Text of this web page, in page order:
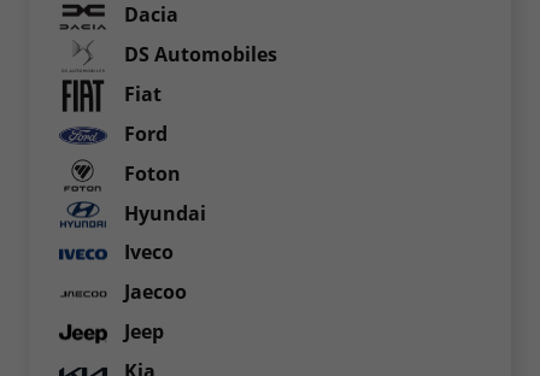
Dacia
DS Automobiles
Fiat
Ford
Foton
Hyundai
Iveco
Jaecoo
Jeep